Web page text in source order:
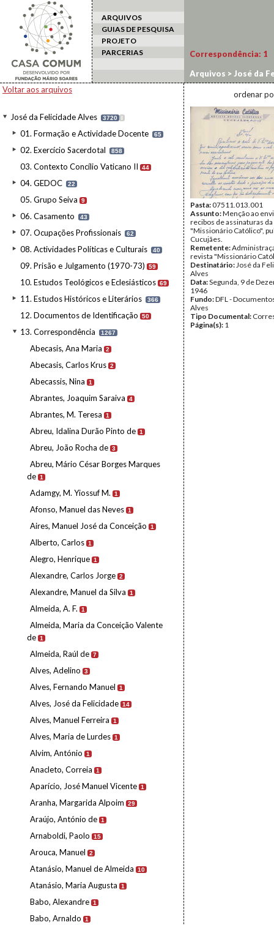
ARQUIVOS
GUIAS DE PESQUISA
PROJETO
PARCERIAS
Voltar aos arquivos
José da Felicidade Alves 3720 I
01. Formação e Actividade Docente 65
02. Exercício Sacerdotal 858
03. Contexto Concílio Vaticano II 44
04. GEDOC 22
05. Grupo Seiva 9
06. Casamento 43
07. Ocupações Profissionais 62
08. Actividades Políticas e Culturais 40
09. Prisão e Julgamento (1970-73) 59
10. Estudos Teológicos e Eclesiásticos 69
11. Estudos Históricos e Literários 366
12. Documentos de Identificação 50
13. Correspondência 1267
Abecasis, Ana Maria 2
Abecasis, Carlos Krus 2
Abecassis, Nina 1
Abrantes, Joaquim Saraiva 4
Abrantes, M. Teresa 1
Abreu, Idalina Durão Pinto de 1
Abreu, João Rocha de 3
Abreu, Mário César Borges Marques
de 1
Adamgy, M. Yiossuf M. 1
Afonso, Manuel das Neves 1
Aires, Manuel José da Conceição 1
Alberto, Carlos 1
Alegro, Henrique 1
Alexandre, Carlos Jorge 2
Alexandre, Manuel da Silva 1
Almeida, A. F. 1
Almeida, Maria da Conceição Valente
de 1
Almeida, Raúl de 7
Alves, Adelino 3
Alves, Fernando Manuel 1
Alves, José da Felicidade 14
Alves, Manuel Ferreira 1
Alves, Maria de Lurdes 1
Alvim, António 1
Anacleto, Correia 1
Aparício, José Manuel Vicente 1
Aranha, Margarida Alpoim 29
Araújo, António de 1
Arnaboldi, Paolo 15
Arouca, Manuel 2
Atanásio, Manuel de Almeida 10
Atanásio, Maria Augusta 1
Babo, Alexandre 1
Babo, Arnaldo 1
Correspondência: 1
Arquivos > José da
ordenar
Pasta:07511.013.001
Assunto:Menção ao
recibos de assinaturas
"Missionário Católico",
Cucujães.
Remetente:
revista "Missionário
Destinatário:José da
Alves
Data:Segunda, 9 de
1946
Fundo:DFL -
Alves
Tipo Documental:
Página(s): 1